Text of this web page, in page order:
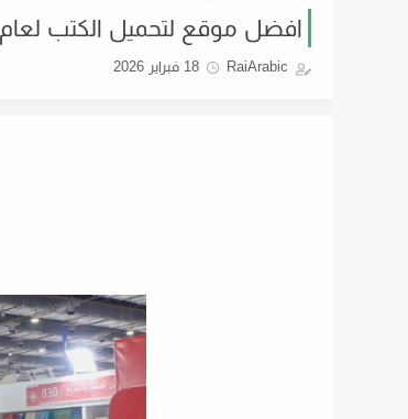
افضل موقع لتحميل الكتب لعام 2026: تحليل شامل لمنصة كتابي
RaiArabic 18 فبراير 2026